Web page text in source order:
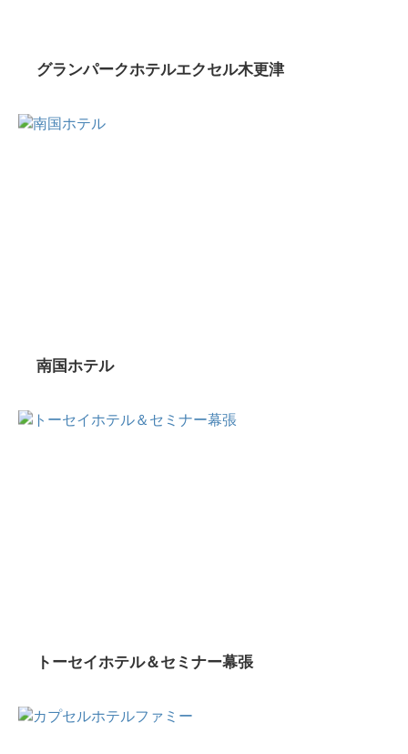
グランパークホテルエクセル木更津
南国ホテル
トーセイホテル＆セミナー幕張